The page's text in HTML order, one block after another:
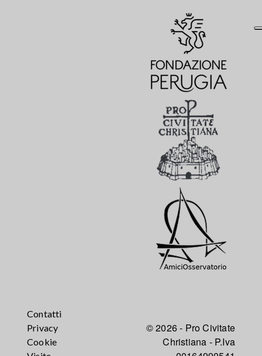
Contatti
Privacy
Cookie
© 2026 - Pro Civitate
Christiana - P.Iva